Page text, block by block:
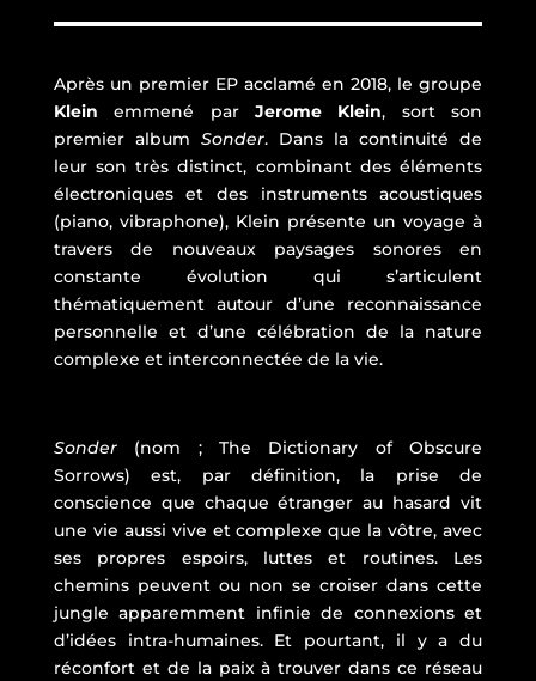
Après un premier EP acclamé en 2018, le groupe
Klein emmené par Jerome Klein, sort son
premier album Sonder. Dans la continuité de
leur son très distinct, combinant des éléments
électroniques et des instruments acoustiques
(piano, vibraphone), Klein présente un voyage à
travers de nouveaux paysages sonores en
constante évolution qui s’articulent
thématiquement autour d’une reconnaissance
personnelle et d’une célébration de la nature
complexe et interconnectée de la vie.
Sonder(nom ; The Dictionary of Obscure
Sorrows) est, par définition, la prise de
conscience que chaque étranger au hasard vit
une vie aussi vive et complexe que la vôtre, avec
ses propres espoirs, luttes et routines. Les
chemins peuvent ou non se croiser dans cette
jungle apparemment infinie de connexions et
d’idées intra-humaines. Et pourtant, il y a du
réconfort et de la paix à trouver dans ce réseau